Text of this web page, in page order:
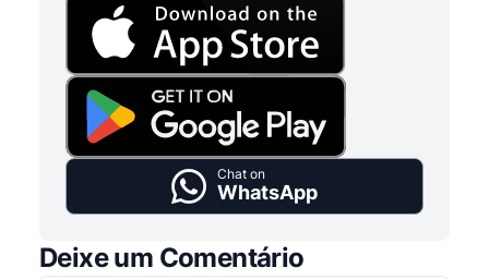
Chat on
WhatsApp
Deixe um Comentário